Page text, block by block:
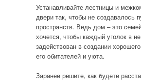
Устанавливайте лестницы и
двери так, чтобы не создавалось
пространств. Ведь дом – это
хочется, чтобы каждый уголок в
задействован в создании
его обитателей и уюта.
Заранее решите, как будете